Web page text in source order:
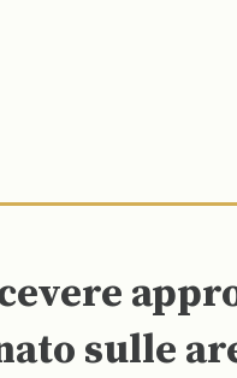
sulle